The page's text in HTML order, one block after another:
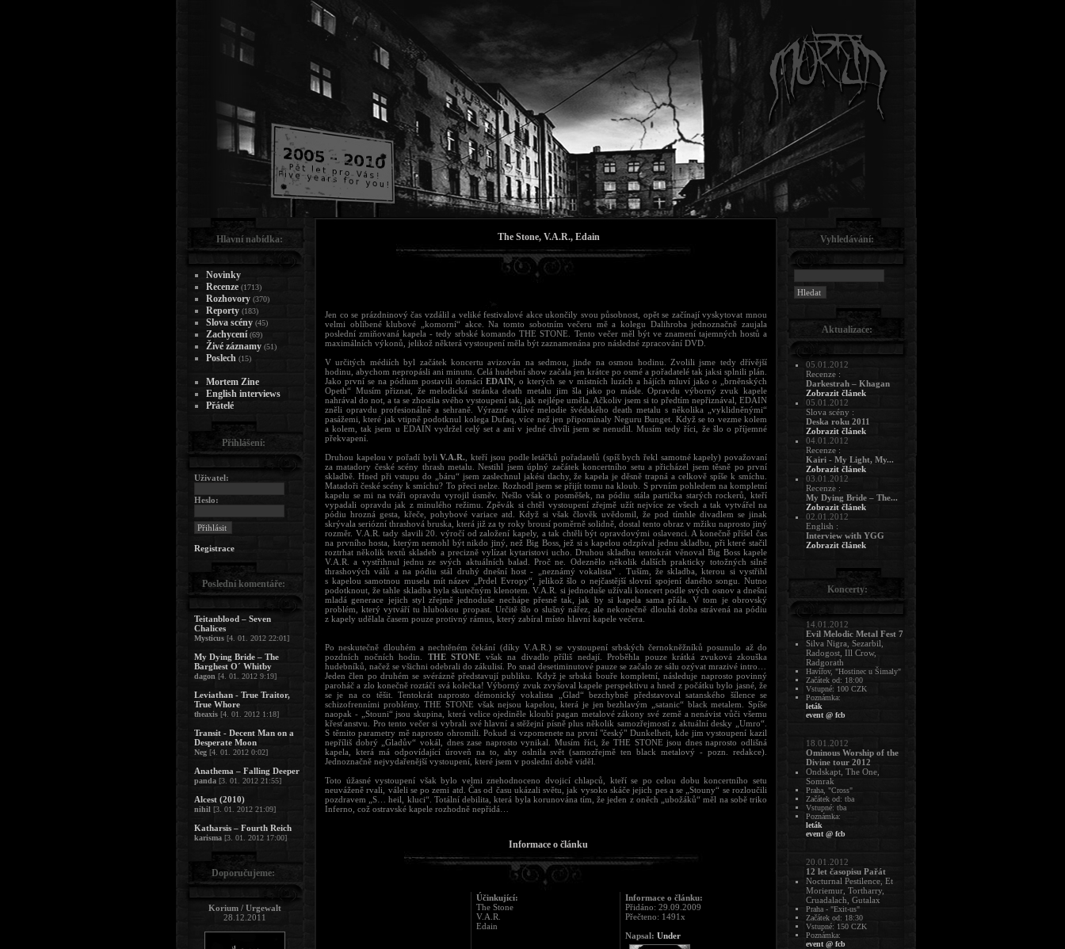
The Stone, V.A.R., Edain
Jen co se prázdninový čas vzdálil a veliké festivalové akce ukončily svou působnost, opět se začínají vyskytovat mnou
velmi oblíbené klubové „komorní“ akce. Na tomto sobotním večeru mě a kolegu Dalihroba jednoznačně zaujala
poslední zmiňovaná kapela - tedy srbské komando THE STONE. Tento večer měl být ve znamení tajemných hostů a
maximálních výkonů, jelikož některá vystoupení měla být zaznamenána pro následné zpracování DVD.
V určitých médiích byl začátek koncertu avizován na sedmou, jinde na osmou hodinu. Zvolili jsme tedy dřívější
hodinu, abychom nepropásli ani minutu. Celá hudební show začala jen krátce po osmé a pořadatelé tak jaksi splnili plán.
Jako první se na pódium postavili domácíEDAIN , o kterých se v místních luzích a hájích mluví jako o „brněnských
Opeth“ Musím přiznat, že melodická stránka death metalu jim šla jako po másle. Opravdu výborný zvuk kapele
nahrával do not, a ta se zhostila svého vystoupení tak, jak nejlépe uměla. Ačkoliv jsem si to předtím nepřiznával, EDAIN
zněli opravdu profesionálně a sehraně. Výrazné válivé melodie švédského death metalu s několika „vyklidněnými“
pasážemi, které jak vtipně podotknul kolega Dufaq, více než jen připomínaly Neguru Bunget. Když se to vezme kolem
a kolem, tak jsem u EDAIN vydržel celý set a ani v jedné chvíli jsem se nenudil. Musím tedy říci, že šlo o příjemné
překvapení.
Druhou kapelou v pořadí byliV.A.R.
, kteří jsou podle letáčků pořadatelů (spíš bych řekl samotné kapely) považovaní
za matadory české scény thrash metalu. Nestihl jsem úplný začátek koncertního setu a přicházel jsem těsně po první
skladbě. Hned při vstupu do „báru“ jsem zaslechnul jakési tlachy, že kapela je děsně trapná a celkově spíše k smíchu.
Matadoři české scény k smíchu? To přeci nelze. Rozhodl jsem se přijít tomu na kloub. S prvním pohledem na kompletní
kapelu se mi na tváři opravdu vyrojil úsměv. Nešlo však o posměšek, na pódiu stála partička starých rockerů, kteří
vypadali opravdu jak z minulého režimu. Zpěvák si chtěl vystoupení zřejmě užít nejvíce ze všech a tak vytvářel na
pódiu hrozná gesta, křeče, pohybové variace atd. Když si však člověk uvědomil, že pod tímhle divadlem se jinak
skrývala seriózní thrashová bruska, která již za ty roky brousí poměrně solidně, dostal tento obraz v mžiku naprosto jiný
rozměr. V.A.R. tady slavili 20. výročí od založení kapely, a tak chtěli být opravdovými oslavenci. A konečně přišel čas
na prvního hosta, kterým nemohl být nikdo jiný, než Big Boss, jež si s kapelou odzpíval jednu skladbu, při které stačil
roztrhat několik textů skladeb a precizně vylízat kytaristovi ucho. Druhou skladbu tentokrát věnoval Big Boss kapele
V.A.R. a vystřihnul jednu ze svých aktuálních balad. Proč ne. Odeznělo několik dalších prakticky totožných silně
thrashových válů a na pódiu stál druhý dnešní host - „neznámý vokalista" . Tuším, že skladba, kterou si vystřihl
s kapelou samotnou musela mít název „Prdel Evropy“, jelikož šlo o nejčastější slovní spojení daného songu. Nutno
podotknout, že tahle skladba byla skutečným klenotem. V.A.R. si jednoduše užívali koncert podle svých osnov a dnešní
mladá generace jejich styl zřejmě jednoduše nechápe přesně tak, jak by si kapela sama přála. V tom je obrovský
problém, který vytváří tu hlubokou propast. Určitě šlo o slušný nářez, ale nekonečně dlouhá doba strávená na pódiu
z kapely udělala časem pouze protivný rámus, který zabíral místo hlavní kapele večera.
Po neskutečně dlouhém a nechtěném čekání (díky V.A.R.) se vystoupení srbských černokněžníků posunulo až do
pozdních nočních hodin. THE STONE však na divadlo příliš nedají. Proběhla pouze krátká zvuková zkouška
hudebníků, načež se všichni odebrali do zákulisí. Po snad desetiminutové pauze se začalo ze sálu ozývat mrazivé intro…
Jeden člen po druhém se svérázně představují publiku. Když je srbská bouře kompletní, následuje naprosto povinný
paroháč a zlo konečně roztáčí svá kolečka! Výborný zvuk zvyšoval kapele perspektivu a hned z počátku bylo jasné, že
se je na co těšit. Tentokrát naprosto démonický vokalista „Glad“ bezchybně představoval satanského šílence se
schizofrenními problémy. THE STONE však nejsou kapelou, která je jen bezhlavým „satanic“ black metalem. Spíše
naopak - „Stouni“ jsou skupina, která velice ojediněle kloubí pagan metalové zákony své země a nenávist vůči všemu
křesťanstvu. Pro tento večer si vybrali své hlavní a stěžejní písně plus několik samozřejmostí z aktuální desky „Umro“.
S těmito parametry mě naprosto ohromili. Pokud si vzpomenete na první "český" Dunkelheit, kde jim vystoupení kazil
nepříliš dobrý „Gladův“ vokál, dnes zase naprosto vynikal. Musím říci, že THE STONE jsou dnes naprosto odlišná
kapela, která má odpovídající úroveň na to, aby oslnila svět (samozřejmě ten black metalový - pozn. redakce).
Jednoznačně nejvydařenější vystoupení, které jsem v poslední době viděl.
Toto úžasné vystoupení však bylo velmi znehodnoceno dvojicí chlapců, kteří se po celou dobu koncertního setu
neuváženě rvali, váleli se po zemi atd. Čas od času ukázali světu, jak vysoko skáče jejich pes a se „Stouny“ se rozloučili
pozdravem „S… heil, kluci“. Totální debilita, která byla korunována tím, že jeden z oněch „ubožáků“ měl na sobě triko
Inferno, což ostravské kapele rozhodně nepřidá…
Informace o článku
Účinkující:
The Stone
V.A.R.
Edain
Informace o článku:
Přidáno: 29.09.2009
Přečteno: 1491x
Napsal: Under
Hlavní nabídka:
Novinky
Recenze (1713)
Rozhovory (370)
Reporty (183)
Slova scény (45)
Zachycení (69)
Živé záznamy (51)
Poslech (15)
Mortem Zine
English interviews
Přátelé
Přihlášení:
Uživatel:
Heslo:
Registrace
Poslední komentáře:
Teitanblood – Seven
Chalices
Mysticus [4. 01. 2012 22:01]
My Dying Bride – The
Barghest O´ Whitby
dagon [4. 01. 2012 9:19]
Leviathan - True Traitor,
True Whore
theaxis [4. 01. 2012 1:18]
Transit - Decent Man on a
Desperate Moon
Neg [4. 01. 2012 0:02]
Anathema – Falling Deeper
panda [3. 01. 2012 21:55]
Alcest (2010)
nihil [3. 01. 2012 21:09]
Katharsis – Fourth Reich
karisma [3. 01. 2012 17:00]
Doporučujeme:
Korium / Urgewalt
28.12.2011
Vyhledávání:
Aktualizace:
05.01.2012
Recenze :
Darkestrah – Khagan
Zobrazit článek
05.01.2012
Slova scény :
Deska roku 2011
Zobrazit článek
04.01.2012
Recenze :
Kairi - My Light, My...
Zobrazit článek
03.01.2012
Recenze :
My Dying Bride – The...
Zobrazit článek
02.01.2012
English :
Interview with YGG
Zobrazit článek
Koncerty:
14.01.2012
Evil Melodic Metal Fest 7
Silva Nigra, Sezarbil,
Radogost, Ill Crow,
Radgorath
Havířov, "Hostinec u Šimaly"
Začátek od: 18:00
Vstupné: 100 CZK
Poznámka:
leták
event @ fcb
18.01.2012
Ominous Worship of the
Divine tour 2012
Ondskapt, The One,
Somrak
Praha, "Cross"
Začátek od: tba
Vstupné: tba
Poznámka:
leták
event @ fcb
20.01.2012
12 let časopisu Pařát
Nocturnal Pestilence, Et
Moriemur, Tortharry,
Cruadalach, Gutalax
Praha - "Exit-us"
Začátek od: 18:30
Vstupné: 150 CZK
Poznámka:
event @ fcb